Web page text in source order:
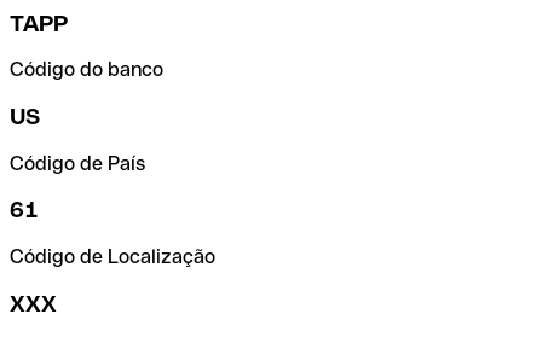
TAPP
Código do banco
US
Código de País
61
Código de Localização
XXX